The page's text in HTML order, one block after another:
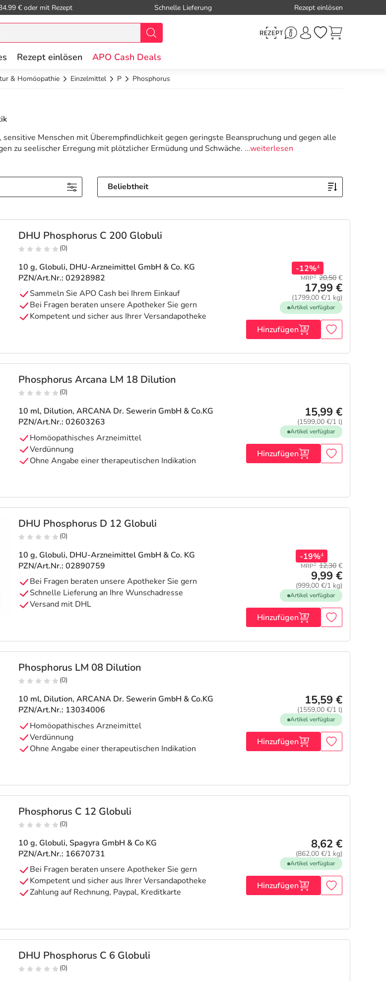
€ oder mit Rezept Schnelle Lieferung Rezept einlösen
Rezept einlösen APO Cash Deals
& Homöopathie Einzelmittel P Phosphorus
sensitive Menschen mit Überempfindlichkeit gegen geringste Beanspruchung und gegen alle
zu seelischer Erregung mit plötzlicher Ermüdung und Schwäche. ...weiterlesen
Beliebtheit
DHU Phosphorus C 200 Globuli
(0)
10 g, Globuli, DHU-Arzneimittel GmbH & Co. KG
PZN/Art.Nr.: 02928982
MRP2 20,50 €
17,99 €
(1799,00 €/1 kg)
-12%4
Artikel verfügbar
Hinzufügen
Phosphorus Arcana LM 18 Dilution
(0)
10 ml, Dilution, ARCANA Dr. Sewerin GmbH & Co.KG
PZN/Art.Nr.: 02603263
Homöopathisches Arzneimittel
Verdünnung
Ohne Angabe einer therapeutischen Indikation
15,99 €
(1599,00 €/1 l)
Artikel verfügbar
Hinzufügen
DHU Phosphorus D 12 Globuli
(0)
10 g, Globuli, DHU-Arzneimittel GmbH & Co. KG
PZN/Art.Nr.: 02890759
MRP2 12,30 €
9,99 €
(999,00 €/1 kg)
-19%4
Artikel verfügbar
Hinzufügen
Phosphorus LM 08 Dilution
(0)
10 ml, Dilution, ARCANA Dr. Sewerin GmbH & Co.KG
PZN/Art.Nr.: 13034006
Homöopathisches Arzneimittel
Verdünnung
Ohne Angabe einer therapeutischen Indikation
15,59 €
(1559,00 €/1 l)
Artikel verfügbar
Hinzufügen
Phosphorus C 12 Globuli
(0)
10 g, Globuli, Spagyra GmbH & Co KG
PZN/Art.Nr.: 16670731
8,62 €
(862,00 €/1 kg)
Artikel verfügbar
Hinzufügen
DHU Phosphorus C 6 Globuli
(0)